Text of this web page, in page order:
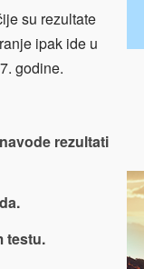
su rezultate
ipak ide u
godine.
rezultati
testu.